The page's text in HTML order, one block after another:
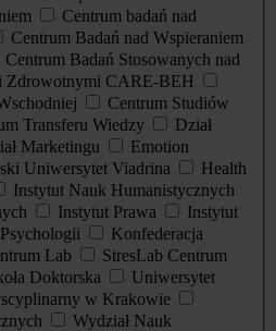
Centrum badań nad
Centrum Badań nad Wspieraniem
Centrum Badań Stosowanych nad
Zdrowotnymi CARE-BEH
Centrum Studiów
Transferu Wiedzy
Dział
Marketingu
Emotion
Uniwersytet Viadrina
Health
Instytut Nauk Humanistycznych
Instytut Prawa
Instytut
Konfederacja
Lab
StresLab Centrum
Doktorska
Uniwersytet
w Krakowie
Wydział Nauk